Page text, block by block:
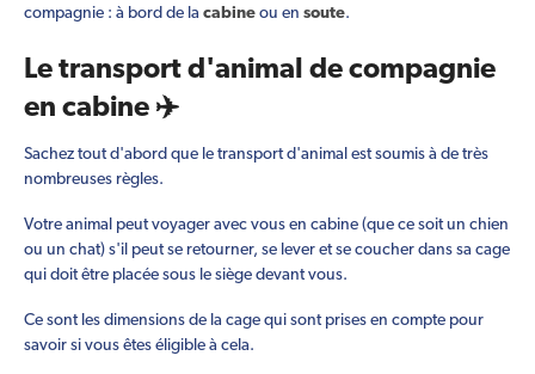
compagnie : à bord de la cabine ou en soute.
Le transport d'animal de compagnie
en cabine ✈️
Sachez tout d'abord que le transport d'animal est soumis à de très
nombreuses règles.
Votre animal peut voyager avec vous en cabine (que ce soit un chien
ou un chat) s'il peut se retourner, se lever et se coucher dans sa cage
qui doit être placée sous le siège devant vous.
Ce sont les dimensions de la cage qui sont prises en compte pour
savoir si vous êtes éligible à cela.